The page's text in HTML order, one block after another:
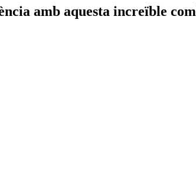
amb aquesta increïble